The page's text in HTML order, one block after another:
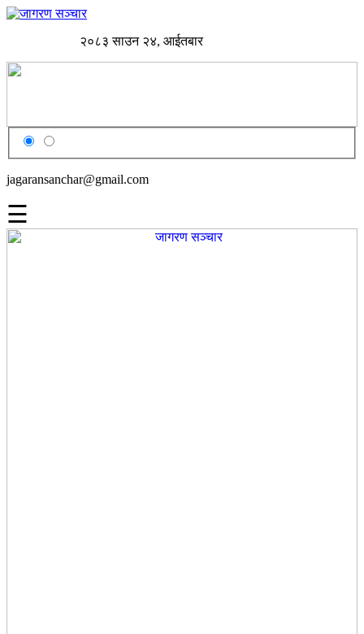
२०८३ साउन २४, आईतबार
jagaransanchar@gmail.com
☰